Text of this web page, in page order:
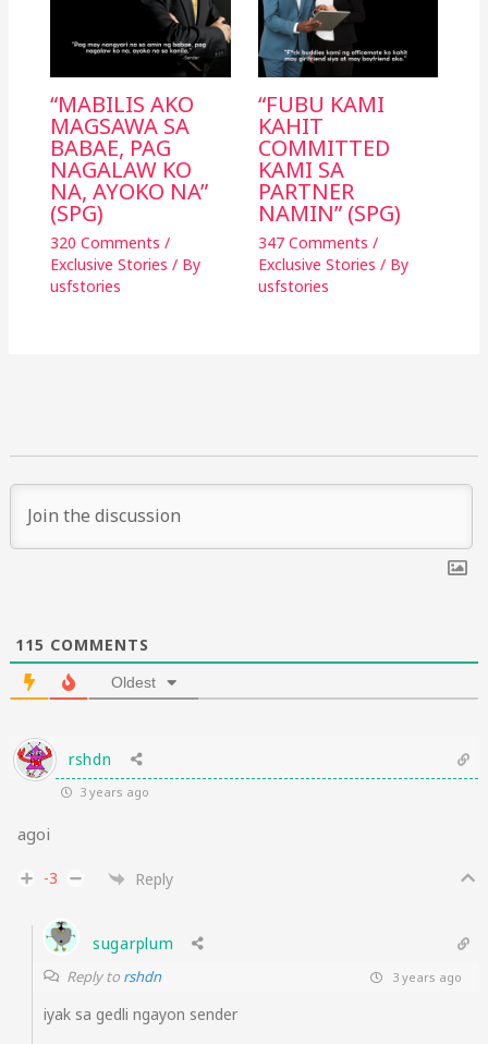
“MABILIS AKO
MAGSAWA SA
BABAE, PAG
NAGALAW KO
NA, AYOKO NA”
(SPG)
320 Comments /
Exclusive Stories / By
usfstories
“FUBU KAMI
KAHIT
COMMITTED
KAMI SA
PARTNER
NAMIN” (SPG)
347 Comments /
Exclusive Stories / By
usfstories
115 COMMENTS
Oldest
rshdn
3 years ago
agoi
-3 Reply
sugarplum
Reply to rshdn 3 years ago
iyak sa gedli ngayon sender